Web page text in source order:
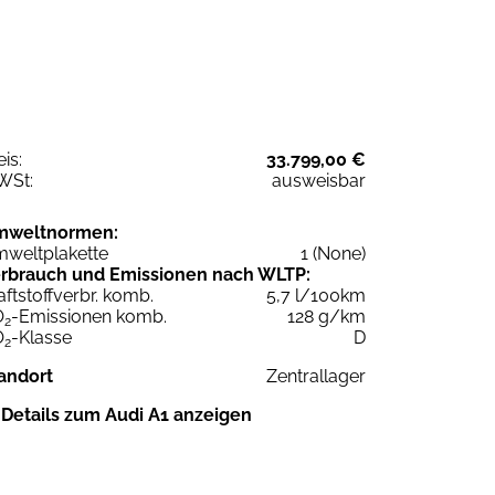
33.799,00 €
ausweisbar
1 (None)
und Emissionen nach WLTP:
komb.
5,7 l/100km
2-Emissionen komb.
128 g/km
2-Klasse
D
Zentrallager
zum Audi A1 anzeigen